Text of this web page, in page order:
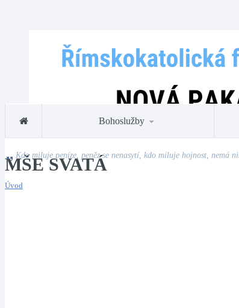
Kdo miluje peníze, peněz se nenasytí, kdo miluje hojnost, nemá
Bohoslužby
MŠE SVATÁ
Úvod